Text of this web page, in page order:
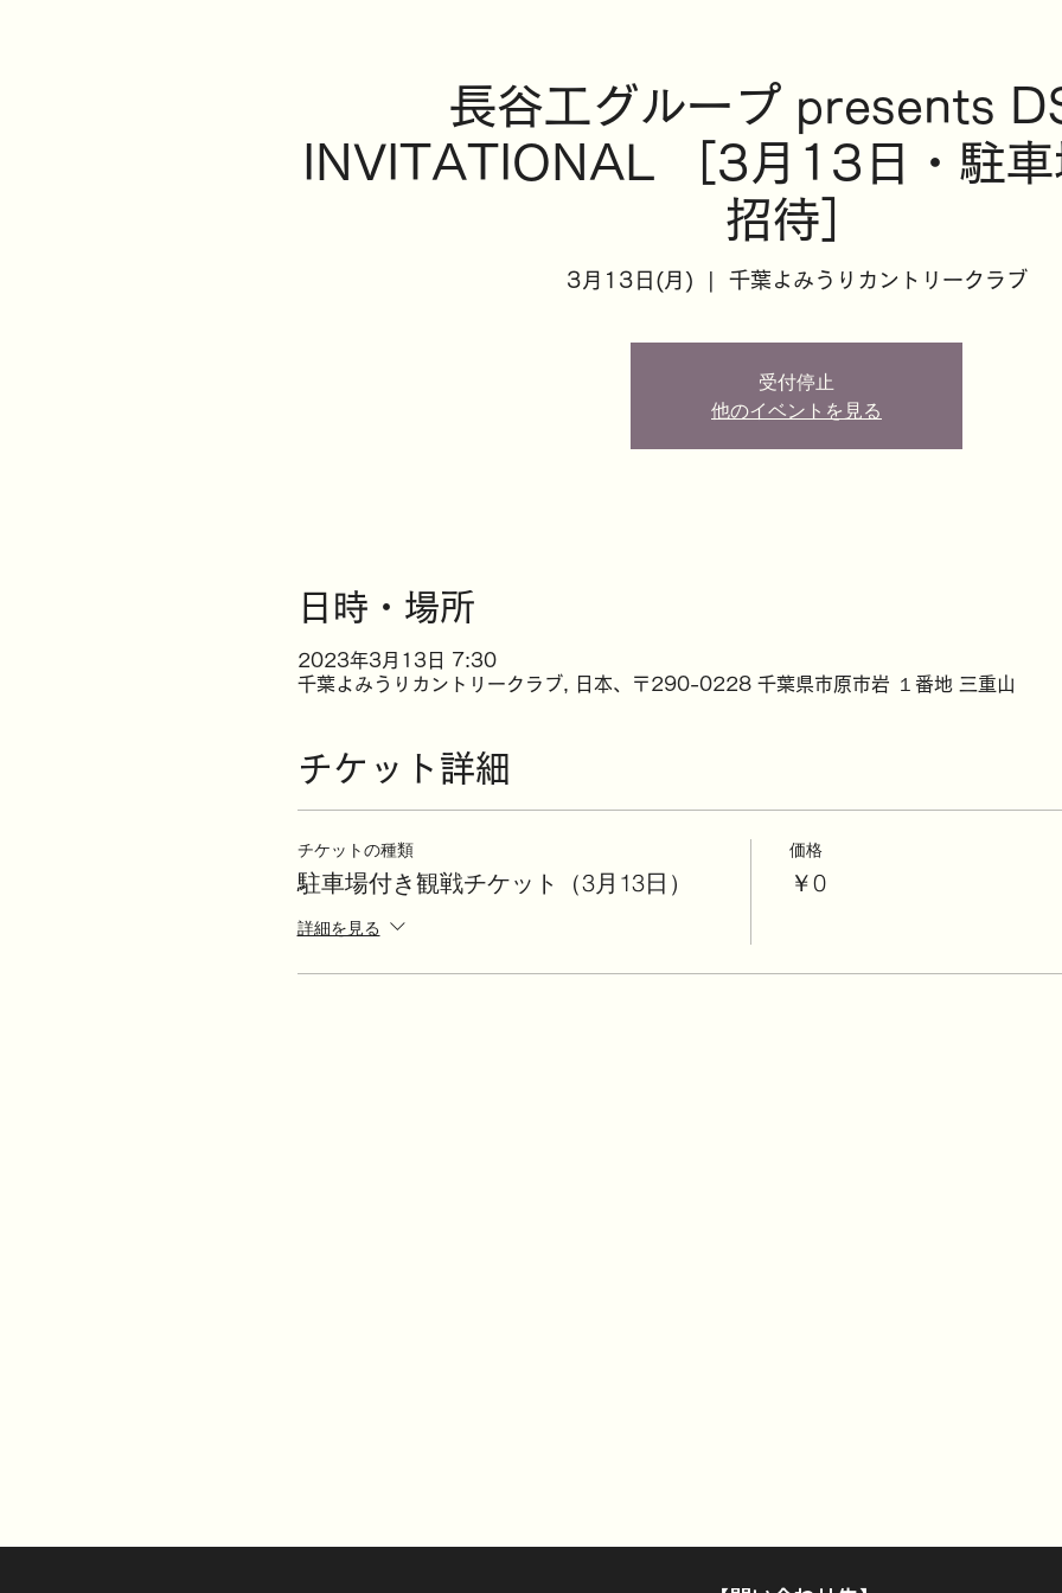
長谷工グループ presents
INVITATIONAL ［3月13日・駐車
招待］
3月13日(月) 千葉よみうりカントリークラブ
受付停止
他のイベントを見る
日時・場所
2023年3月13日 7:30
千葉よみうりカントリークラブ, 日本、〒290-0228 千葉県市原市岩 １番地 三重山
チケット詳細
チケットの種類
駐車場付き観戦チケット（3月13日）
詳細を見る
価格
￥0